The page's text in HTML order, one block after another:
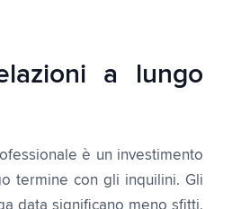
a lungo
è un investimento
termine con gli inquilini. Gli
data significano meno sfitti,